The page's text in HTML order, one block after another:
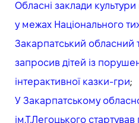
Обласні заклади
у межах Національного
Закарпатський обласний
запросив дітей із
інтерактивної казки-гри;
У Закарпатському
ім.Т.Легоцького